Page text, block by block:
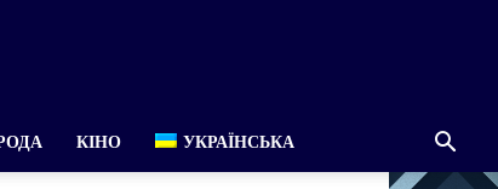
КІНО УКРАЇНСЬКА